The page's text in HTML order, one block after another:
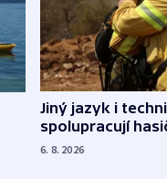
Jiný jazyk i
spolupracují
6. 8. 2026